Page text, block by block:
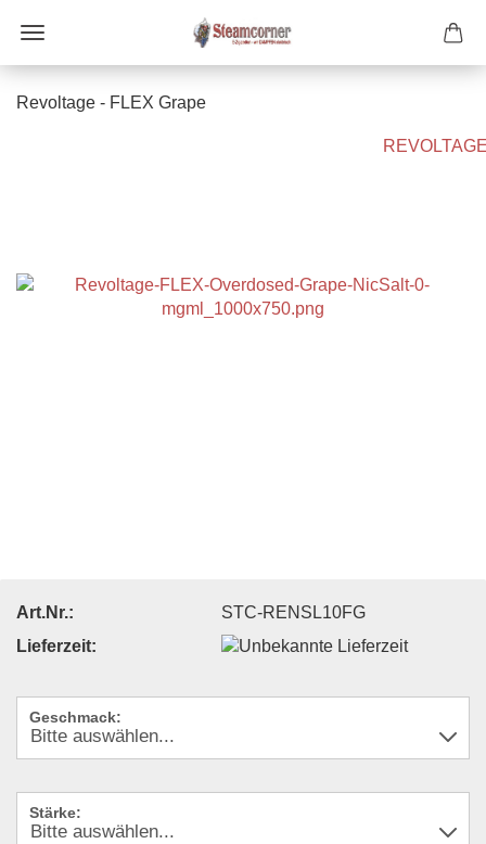
Revoltage - FLEX Grape
Art.Nr.:
STC-RENSL10FG
Lieferzeit:
Geschmack:
Stärke: